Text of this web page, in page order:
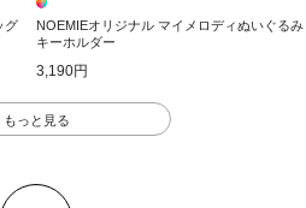
グ
NOEMIEオリジナル マイメロディぬいぐるみ
キーホルダー
3,190円
もっと見る